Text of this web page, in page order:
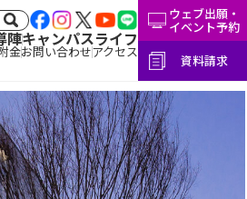
陣キャンパスライフ
金お問い合わせアクセス
ウェブ出願・
イベント予約
資料請求